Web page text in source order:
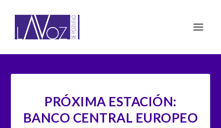
PRÓXIMA ESTACIÓN:
BANCO CENTRAL EUROPEO